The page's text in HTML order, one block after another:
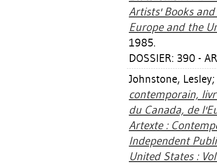
Artists' Books
Europe and the
1985.
DOSSIER: 390 -
Johnstone, Lesley;
contemporain,
du Canada, de
Artexte :
Independent
United States :